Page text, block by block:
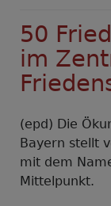
50
im
(epd) Die
Bayern stellt
mit dem
Mittelpunkt.